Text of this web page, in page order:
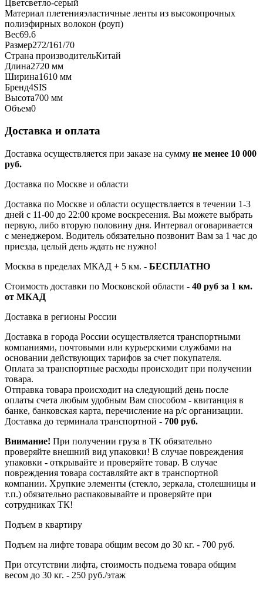
Цветсветло-серый
Материал плетенияэластичные ленты из высокопрочных
полиэфирных волокон (роуп)
Вес69.6
Размер272/161/70
Страна производительКитай
Длина2720 мм
Ширина1610 мм
Бренд4SIS
Высота700 мм
Объем0
Доставка и оплата
Доставка осуществляется при заказе на сумму не менее 10 000
руб.
Доставка по Москве и области
Доставка по Москве и области осуществляется в течении 1-3
дней с 11-00 до 22:00 кроме воскресения. Вы можете выбрать
первую, либо вторую половину дня. Интервал оговаривается
с менеджером. Водитель обязательно позвонит Вам за 1 час до
приезда, целый день ждать не нужно!
Москва в пределах МКАД + 5 км. - БЕСПЛАТНО
Стоимость доставки по Московской области - 40 руб за 1 км.
от МКАД
Доставка в регионы России
Доставка в города России осуществляется транспортными
компаниями, почтовыми или курьерскими службами на
основании действующих тарифов за счет покупателя.
Оплата за транспортные расходы происходит при получении
товара.
Отправка товара происходит на следующий день после
оплаты счета любым удобным Вам способом - квитанция в
банке, банковская карта, перечисление на р/с организации.
Доставка до терминала транспортной - 700 руб.
Внимание! При получении груза в ТК обязательно
проверяйте внешний вид упаковки! В случае повреждения
упаковки - открывайте и проверяйте товар. В случае
повреждения товара составляйте акт в транспортной
компании. Хрупкие элементы (стекло, зеркала, столешницы и
т.п.) обязательно распаковывайте и проверяйте при
сотрудниках ТК!
Подъем в квартиру
Подъем на лифте товара общим весом до 30 кг. - 700 руб.
При отсутствии лифта, стоимость подъема товара общим
весом до 30 кг. - 250 руб./этаж